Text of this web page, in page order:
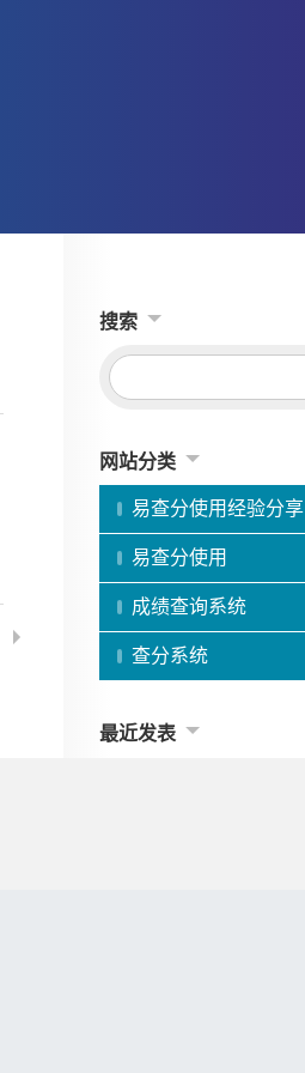
搜索
网站分类
易查分使用经验分享
易查分使用
成绩查询系统
查分系统
最近发表